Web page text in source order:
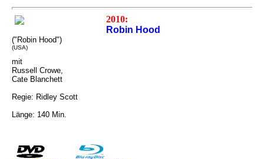
2010:
Robin Hood
("Robin Hood")
(USA)
mit
Russell Crowe,
Cate Blanchett
Regie: Ridley Scott
Länge: 140 Min.